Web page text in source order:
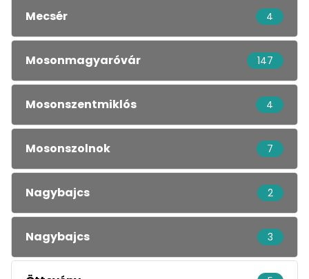
Mecsér 4
Mosonmagyaróvár 147
Mosonszentmiklós 4
Mosonszolnok 7
Nagybajcs 2
Nagybajcs 3